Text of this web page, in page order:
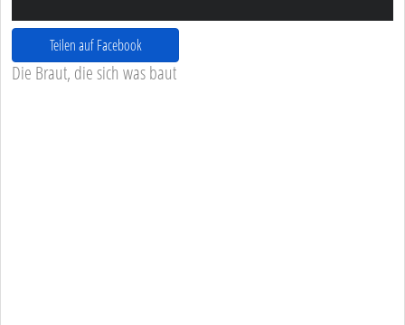
Teilen auf Facebook
Die Braut, die sich was baut